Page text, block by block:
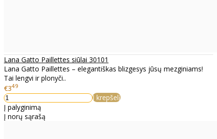
Lana Gatto Paillettes siūlai 30101
Lana Gatto Paillettes – elegantiškas blizgesys jūsų mezginiams!
Tai lengvi ir plonyči..
€349
Į krepšelį
Į palyginimą
Į norų sąrašą